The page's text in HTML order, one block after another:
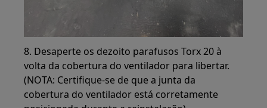
8. Desaperte os dezoito parafusos Torx 20 à
volta da cobertura do ventilador para libertar.
(NOTA: Certifique-se de que a junta da
cobertura do ventilador está corretamente